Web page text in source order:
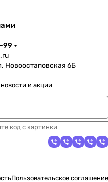
99
Новоостаповская 6Б
новости и акции
Пользовательское соглашение